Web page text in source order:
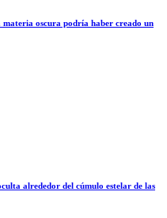
oscura podría haber creado un
alrededor del cúmulo estelar de las